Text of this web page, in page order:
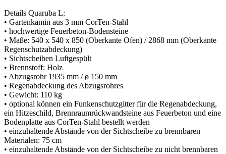
Details Quaruba L:
• Gartenkamin aus 3 mm CorTen-Stahl
• hochwertige Feuerbeton-Bodensteine
• Maße: 540 x 540 x 850 (Oberkante Ofen) / 2868 mm (Oberkante
Regenschutzabdeckung)
• Sichtscheiben Luftgespült
• Brennstoff: Holz
• Abzugsrohr 1935 mm / ø 150 mm
• Regenabdeckung des Abzugsrohres
• Gewicht: 110 kg
• optional können ein Funkenschutzgitter für die Regenabdeckung,
ein Hitzeschild, Brennraumrückwandsteine aus Feuerbeton und eine
Bodenplatte aus CorTen-Stahl bestellt werden
• einzuhaltende Abstände von der Sichtscheibe zu brennbaren
Materialen: 75 cm
• einzuhaltende Abstände von der Sichtscheibe zu nicht brennbaren